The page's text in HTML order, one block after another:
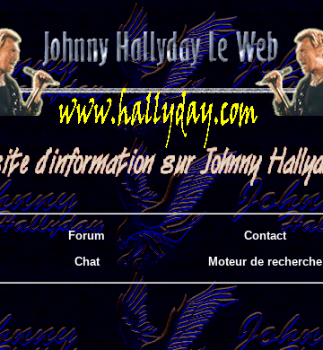
Forum Contact
Chat Moteur de recherche